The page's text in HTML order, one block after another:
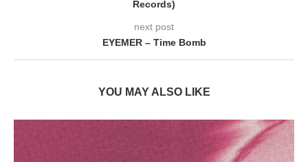
Records)
next post
EYEMER – Time Bomb
YOU MAY ALSO LIKE